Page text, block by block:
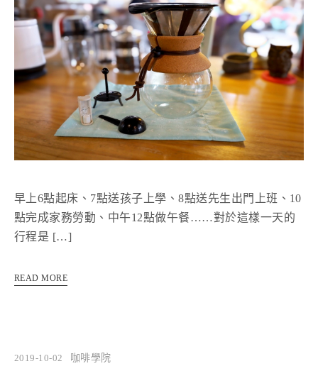
早上6點起床、7點送孩子上學、8點送先生出門上班、10
點完成家務勞動、中午12點做午餐……對於這樣一天的
行程是 […]
READ MORE
2019-10-02 咖啡學院